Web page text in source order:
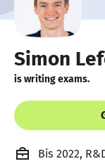
Simon
is writing exams.
Bis 2022,